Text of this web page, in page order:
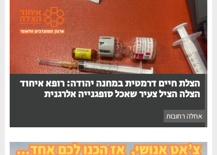
הצלת חיים דרמטית במחנה יהודה: רופא איחוד
הצלה הציל צעיר שאכל סופגנייה אלרגנית
אחלה רחובות